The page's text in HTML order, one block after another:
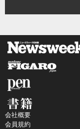
会社概要
会員規約